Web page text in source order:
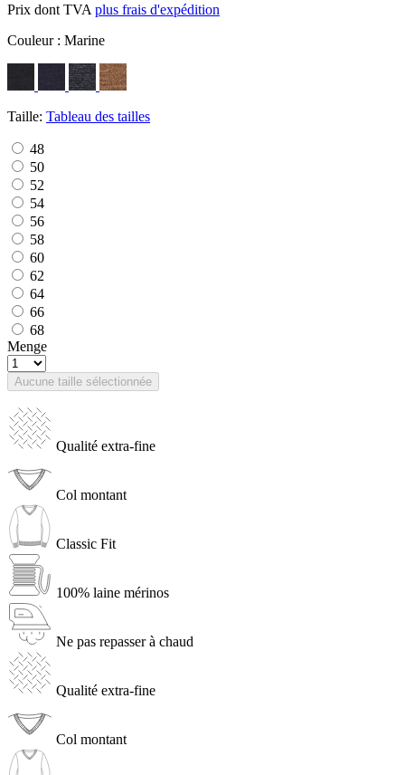
Prix dont TVA plus frais d'expédition
Couleur : Marine
Taille: Tableau des tailles
48
50
52
54
56
58
60
62
64
66
68
Menge
Aucune taille sélectionnée
Qualité extra-fine
Col montant
Classic Fit
100% laine mérinos
Ne pas repasser à chaud
Qualité extra-fine
Col montant